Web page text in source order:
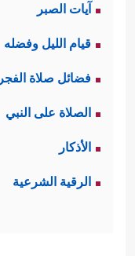
آيات الصبر
قيام الليل وفضله
فضائل صلاة الفجر
الصلاة على النبي
الأذكار
الرقية الشرعية